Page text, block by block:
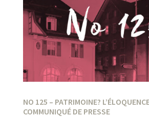
NO 125 – PATRIMOINE?
COMMUNIQUÉ DE PRESSE